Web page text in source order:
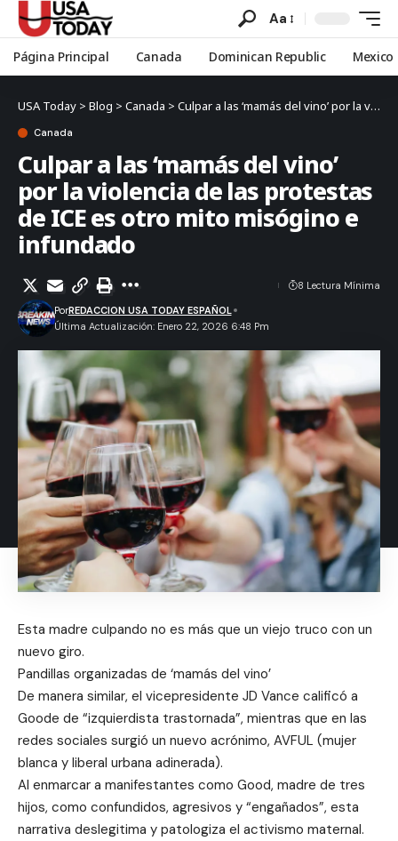
Aa
Página Principal Canada Dominican Republic Mexico
USA Today > Blog > Canada > Culpar a las ‘mamás del vino’ por la violencia de las protestas de ICE es otro mito misógino e infundado
Canada
Culpar a las ‘mamás del vino’
por la violencia de las protestas
de ICE es otro mito misógino e
infundado
Última Actualización: Enero 22, 2026 6:48 Pm
PorREDACCION USA TODAY ESPAÑOL
8 Lectura Mínima
Esta madre culpando no es más que un viejo truco con un
nuevo giro.
Pandillas organizadas de ‘mamás del vino’
De manera similar, el vicepresidente JD Vance calificó a
Goode de “izquierdista trastornada”, mientras que en las
redes sociales surgió un nuevo acrónimo, AVFUL (mujer
blanca y liberal urbana adinerada).
Al enmarcar a manifestantes como Good, madre de tres
hijos, como confundidos, agresivos y “engañados”, esta
narrativa deslegitima y patologiza el activismo maternal.